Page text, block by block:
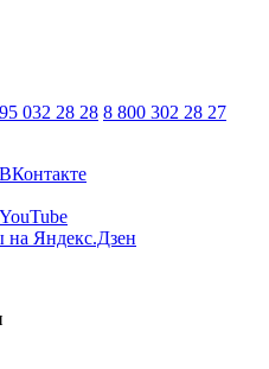
032 28 28 8 800 302 28 27
Яндекс.Дзен